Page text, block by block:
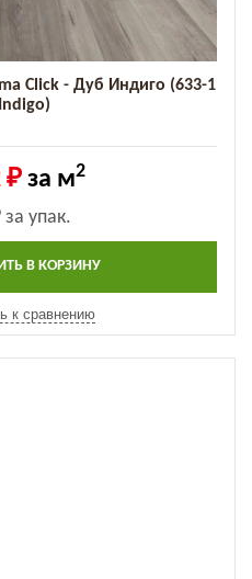
Click - Дуб Индиго (633-1
₽ за м2
за упак.
В КОРЗИНУ
к сравнению